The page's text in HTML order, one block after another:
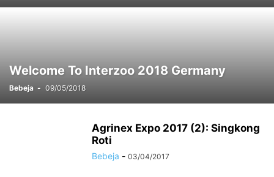
Welcome To Interzoo 2018 Germany
Bebeja - 09/05/2018
Agrinex Expo 2017 (2): Singkong
Roti
Bebeja - 03/04/2017